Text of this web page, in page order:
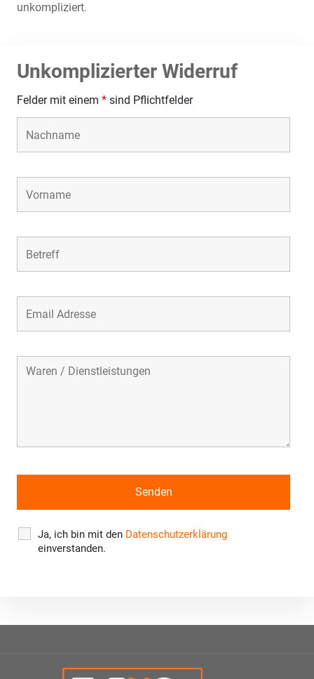
unkompliziert.
Unkomplizierter Widerruf
Felder mit einem * sind Pflichtfelder
Ja, ich bin mit den Datenschutzerklärung
einverstanden.